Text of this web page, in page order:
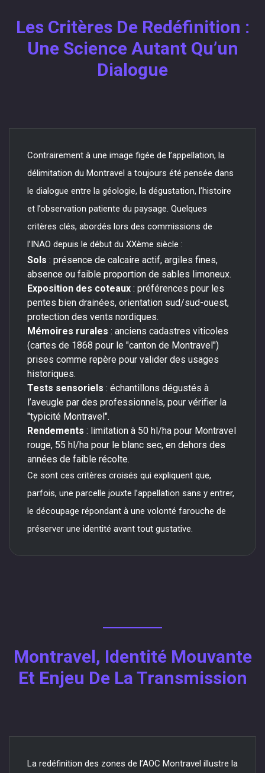
Les Critères De Redéfinition :
Une Science Autant Qu’un
Dialogue
Contrairement à une image figée de l’appellation, la
délimitation du Montravel a toujours été pensée dans
le dialogue entre la géologie, la dégustation, l’histoire
et l’observation patiente du paysage. Quelques
critères clés, abordés lors des commissions de
l’INAO depuis le début du XXème siècle :
Sols : présence de calcaire actif, argiles fines,
absence ou faible proportion de sables limoneux.
Exposition des coteaux : préférences pour les
pentes bien drainées, orientation sud/sud-ouest,
protection des vents nordiques.
Mémoires rurales : anciens cadastres viticoles
(cartes de 1868 pour le "canton de Montravel")
prises comme repère pour valider des usages
historiques.
Tests sensoriels : échantillons dégustés à
l’aveugle par des professionnels, pour vérifier la
"typicité Montravel".
Rendements : limitation à 50 hl/ha pour Montravel
rouge, 55 hl/ha pour le blanc sec, en dehors des
années de faible récolte.
Ce sont ces critères croisés qui expliquent que,
parfois, une parcelle jouxte l’appellation sans y entrer,
le découpage répondant à une volonté farouche de
préserver une identité avant tout gustative.
Montravel, Identité Mouvante
Et Enjeu De La Transmission
La redéfinition des zones de l’AOC Montravel illustre la